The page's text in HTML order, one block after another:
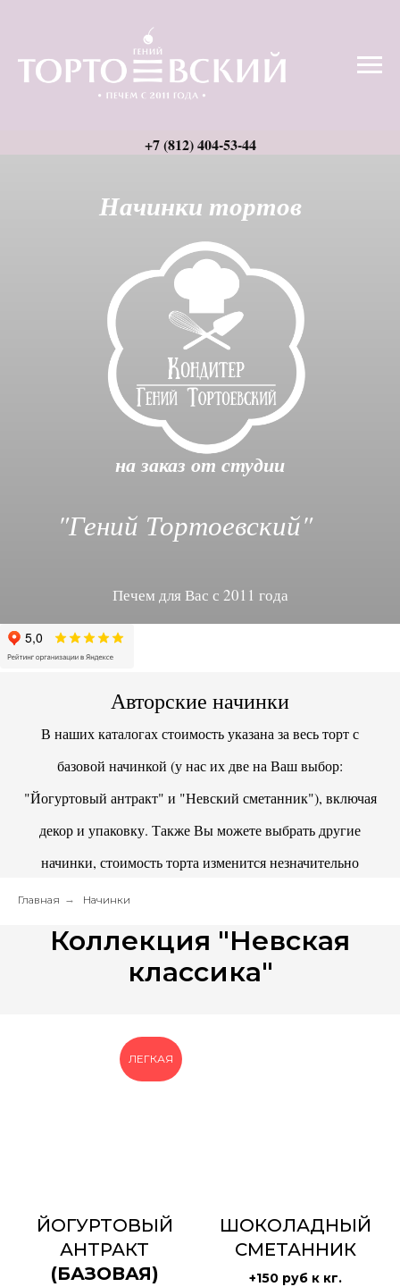
"Гений Тортоевский"
Печем для Вас с 2011 года
на заказ от студии
Начинки тортов
Авторские начинки
В наших каталогах стоимость указана за весь торт с
базовой начинкой (у нас их две на Ваш выбор:
"Йогуртовый антракт" и "Невский сметанник"), включая
декор и упаковку. Также Вы можете выбрать другие
начинки, стоимость торта изменится незначительно
Главная → Начинки
Коллекция "Невская
классика"
ЛЕГКАЯ
ЙОГУРТОВЫЙ
АНТРАКТ
(БАЗОВАЯ)
ШОКОЛАДНЫЙ
СМЕТАННИК
+150 руб к кг.